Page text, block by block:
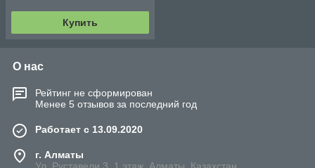
Купить
О нас
Рейтинг не сформирован
Менее 5 отзывов за последний год
Работает с 13.09.2020
г. Алматы